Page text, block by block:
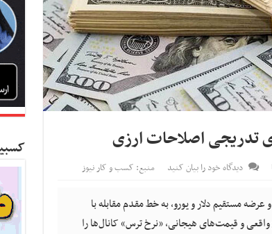
تدریجی اصلاحات ارزی
دیدگاه خود را بیان کنید منبع: کسب و کار نیوز
عرضه مستقیم دلار و یورو، به خط مقدم مقابله با
فاصله ۱۲ هزار تومانی نرخ واقعی و قیمت‌های هیجانی، «نرخ ترس» کانال‌ها را